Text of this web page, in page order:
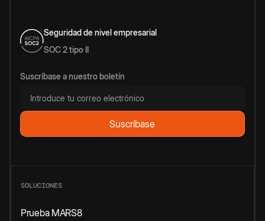
Seguridad de nivel empresarial
SOC 2 tipo II
Suscríbase a nuestro boletín
SOLUCIONES
Prueba MARS8